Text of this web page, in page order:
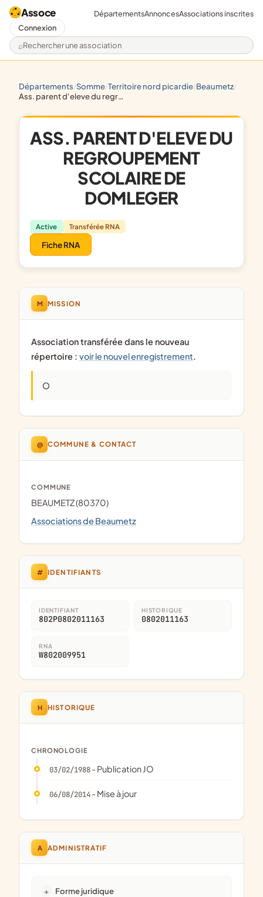
Assoce
Rechercher une association
DépartementsAnnoncesAssociations inscrites
Connexion
départements/ somme/ territoire nord picardie/ beaumetz/
ass. parent d'eleve du regroupement scolaire de domleger
ASS. PARENT D'ELEVE DU
REGROUPEMENT
SCOLAIRE DE
DOMLEGER
Active Transférée RNA
Fiche RNA
M MISSION
Association transférée dans le nouveau
répertoire : voir le nouvel enregistrement.
O
@ COMMUNE & CONTACT
COMMUNE
BEAUMETZ (80370)
Associations de Beaumetz
# IDENTIFIANTS
IDENTIFIANT
802P0802011163
HISTORIQUE
0802011163
RNA
W802009951
H HISTORIQUE
CHRONOLOGIE
03/02/1988- Publication JO
06/08/2014- Mise à jour
A ADMINISTRATIF
Forme juridique